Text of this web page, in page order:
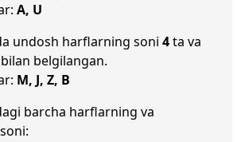
A, U
undosh harflarning soni 4ta va
belgilangan.
M, J, Z, B
barcha harflarning va